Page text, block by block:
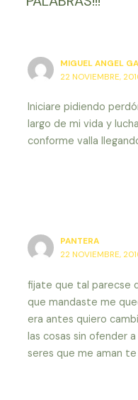
MIGUEL ANGEL
22 NOVIEMBRE,
Iniciare pidiendo
largo de mi vida y
conforme valla
PANTERA
22 NOVIEMBRE,
fijate que tal parecse
que mandaste me
era antes quiero
las cosas sin ofender
seres que me aman